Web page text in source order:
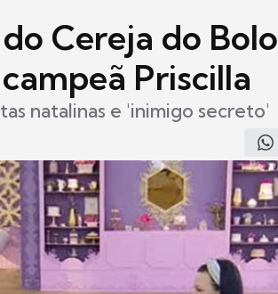
Cereja do
Priscilla
natalinas e 'inimigo secreto'